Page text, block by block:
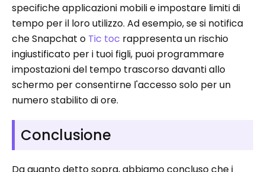
specifiche applicazioni mobili e impostare limiti di
tempo per il loro utilizzo. Ad esempio, se si notifica
che Snapchat o Tic toc rappresenta un rischio
ingiustificato per i tuoi figli, puoi programmare
impostazioni del tempo trascorso davanti allo
schermo per consentirne l'accesso solo per un
numero stabilito di ore.
Conclusione